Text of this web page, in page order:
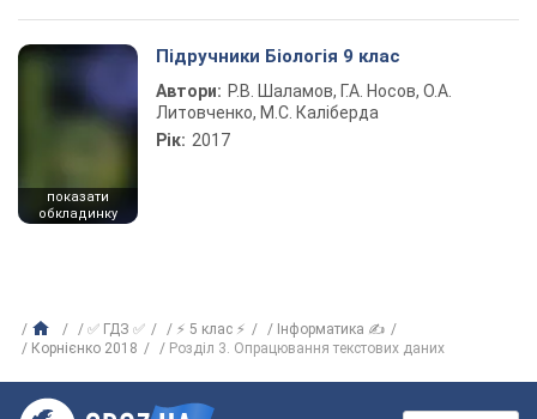
показати
обкладинку
Підручники Біологія 9 клас
Автори: Р.В. Шаламов, Г.А. Носов, О.А.
Литовченко, М.С. Каліберда
Рік: 2017
✅ ГДЗ ✅ ⚡ 5 клас ⚡
Інформатика ✍
Корнієнко 2018
Розділ 3. Опрацювання текстових даних